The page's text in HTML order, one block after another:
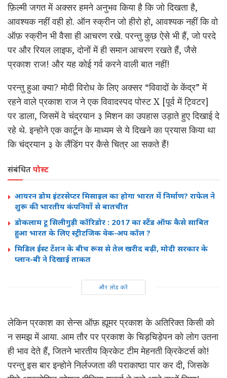
फ़िल्मी जगत में अक्सर हमने अनुभव किया है कि जो दिखता है,
आवश्यक नहीं वही हो. ऑन स्क्रीन जो हीरो हो, आवश्यक नहीं कि वो
ऑफ़ स्क्रीन भी वैसा ही आचरण रखे. परन्तु कुछ ऐसे भी हैं, जो परदे
पर और रियल लाइफ, दोनों में ही समान आचरण रखते हैं, जैसे
प्रकाश राज! और यह कोई गर्व करने वाली बात नहीं!
परन्तु हुआ क्या? मोदी विरोध के लिए अक्सर “विवादों के केंद्र” में
रहने वाले प्रकाश राज ने एक विवादस्पद पोस्ट X [पूर्व में ट्विटर]
पर डाला, जिसमें वे चंद्रयान ३ मिशन का उपहास उड़ाते हुए दिखाई दे
रहे थे. इन्होने एक कार्टून के माध्यम से ये दिखने का प्रयास किया था
कि चंद्रयान ३ के लैंडिंग पर कैसे चित्र आ सकते हैं!
संबंधितपोस्ट
आयरन डोम इंटरसेप्टर मिसाइल का होगा भारत में निर्माण? राफेल ने
शुरू की भारतीय कंपनियों से बातचीत
डोकलाम टू सिलीगुड़ी कॉरिडोर : 2017 का स्टैंड ऑफ कैसे साबित
हुआ भारत के लिए स्ट्रीटजिक वेक-अप कॉल ?
मिडिल ईस्ट टेंशन के बीच रूस से तेल खरीद बढ़ी, मोदी सरकार के
प्लान-बी ने दिखाई ताकत
और लोड करें
लेकिन प्रकाश का सेन्स ऑफ़ ह्यूमर प्रकाश के अतिरिक्त किसी को
न समझ में आया. आम तौर पर प्रकाश के चिड़चिड़ेपन को लोग उतना
ही भाव देते हैं, जितने भारतीय क्रिकेट टीम मेहनती क्रिकेटर्स को!
परन्तु इस बार इन्होने निर्लज्जता की पराकाष्ठा पार कर दी, जिसके